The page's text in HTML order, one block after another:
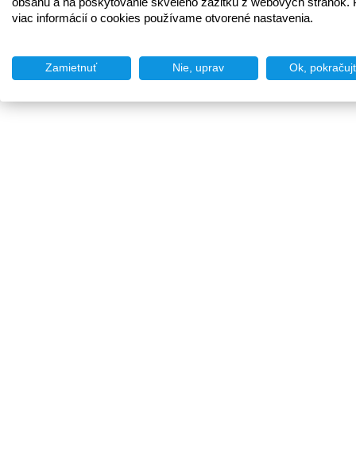
viac informácií o cookies používame otvorené nastavenia.
Zamietnuť Nie, uprav Ok,